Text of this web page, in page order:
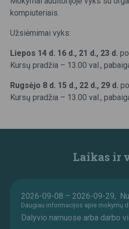
kompiuteriais.
Užsiėmimai vyks:
Liepos 14 d. 16 d., 21 d., 23 d.
Kursų pradžia – 13.00 val.,
Rugsėjo 8 d. 15 d., 22 d., 29 d.
Kursų pradžia – 13.00 val.,
Laikas ir
2026-09-08 – 2026-09-29,
Daugiau informacijos apie mokymų
Dalyvio namuose arba darbo